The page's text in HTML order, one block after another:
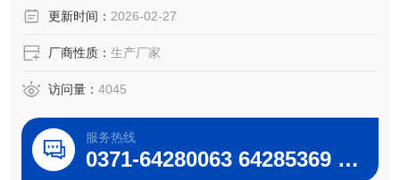
更新时间： 2026-02-27
厂商性质： 生产厂家
访问量： 4045
服务热线
0371-64280063 64285369 64285222